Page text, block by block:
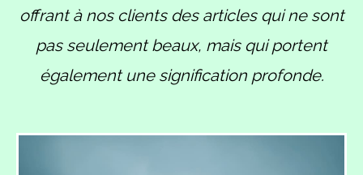
offrant à nos clients des articles qui ne sont
pas seulement beaux, mais qui portent
également une signification profonde.